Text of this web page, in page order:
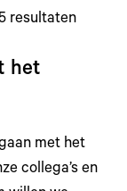
resultaten
het
met het
collega’s en